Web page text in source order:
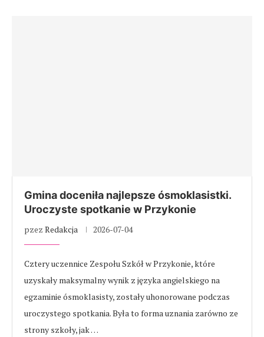
Gmina doceniła najlepsze ósmoklasistki.
Uroczyste spotkanie w Przykonie
pzez Redakcja 2026-07-04
Cztery uczennice Zespołu Szkół w Przykonie, które
uzyskały maksymalny wynik z języka angielskiego na
egzaminie ósmoklasisty, zostały uhonorowane podczas
uroczystego spotkania. Była to forma uznania zarówno ze
strony szkoły, jak …